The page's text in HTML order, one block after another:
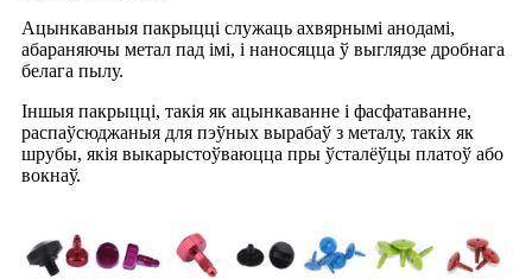
Ацынкаваныя пакрыцці служаць ахвярнымі анодамі,
абараняючы метал пад імі, і наносяцца ў выглядзе дробнага
белага пылу.
Іншыя пакрыцці, такія як ацынкаванне і фасфатаванне,
распаўсюджаныя для пэўных вырабаў з металу, такіх як
шрубы, якія выкарыстоўваюцца пры ўсталёўцы платоў або
вокнаў.